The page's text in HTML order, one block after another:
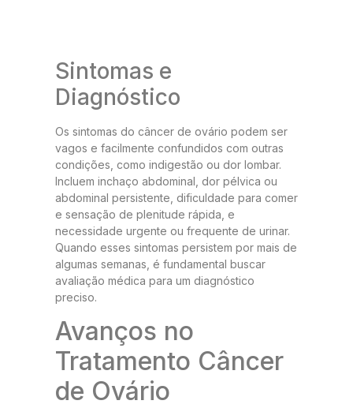
Sintomas e
Diagnóstico
Os sintomas do câncer de ovário podem ser
vagos e facilmente confundidos com outras
condições, como indigestão ou dor lombar.
Incluem inchaço abdominal, dor pélvica ou
abdominal persistente, dificuldade para comer
e sensação de plenitude rápida, e
necessidade urgente ou frequente de urinar.
Quando esses sintomas persistem por mais de
algumas semanas, é fundamental buscar
avaliação médica para um diagnóstico
preciso.
Avanços no
Tratamento Câncer
de Ovário